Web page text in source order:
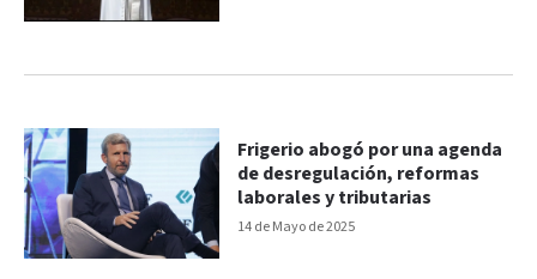
14 de Mayo de 2025
Frigerio abogó por una agenda
de desregulación, reformas
laborales y tributarias